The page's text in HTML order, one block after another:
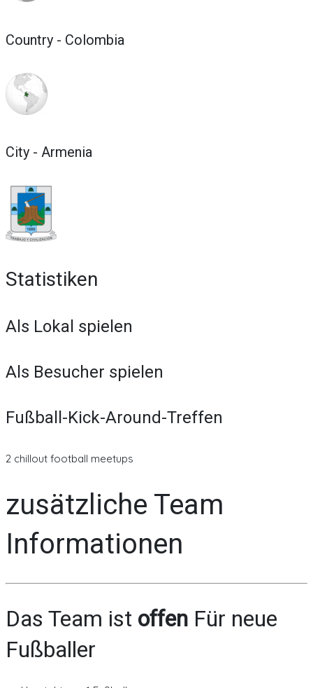
Country - Colombia
City - Armenia
Statistiken
Als Lokal spielen
Als Besucher spielen
Fußball-Kick-Around-Treffen
2 chillout football meetups
zusätzliche Team
Informationen
Das Team ist offen Für neue
Fußballer